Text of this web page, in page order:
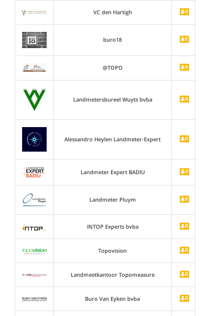
VC den Hartigh
buro18
@TOPO
Landmetersbureel Wuyts bvba
Alessandro Heylen Landmeter-Expert
Landmeter Expert BADIU
Landmeter Pluym
INTOP Experts bvba
Topovision
Landmeetkantoor Topomeasure
Buro Van Eyken bvba